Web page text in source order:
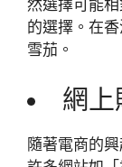
然選擇可能
的選擇。在
雪茄。
網上
隨著電商的